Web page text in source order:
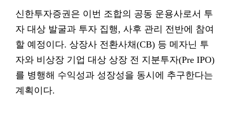
신한투자증권은 이번 조합의 공동 운용사로서 투
자 대상 발굴과 투자 집행, 사후 관리 전반에 참여
할 예정이다. 상장사 전환사채(CB) 등 메자닌 투
자와 비상장 기업 대상 상장 전 지분투자(Pre IPO)
를 병행해 수익성과 성장성을 동시에 추구한다는
계획이다.